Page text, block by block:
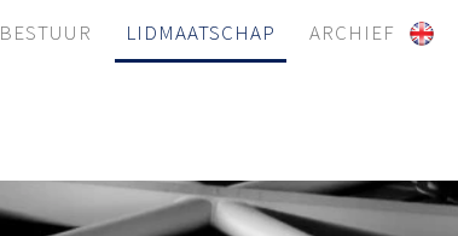
BESTUUR LIDMAATSCHAP ARCHIEF